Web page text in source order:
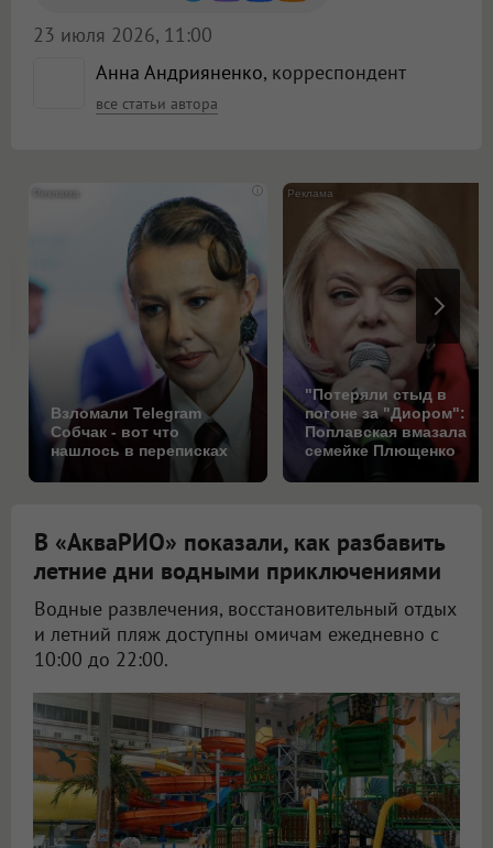
Анна Андрияненко, корреспондент
все статьи автора
23 июля 2026, 11:00
Взломали Telegram
Собчак - вот что
нашлось в переписках
"Потеряли стыд в
погоне за "Диором":
Поплавская вмазала
семейке Плющенко
В «АкваРИО» показали, как разбавить
летние дни водными приключениями
Водные развлечения, восстановительный отдых
и летний пляж доступны омичам ежедневно с
10:00 до 22:00.